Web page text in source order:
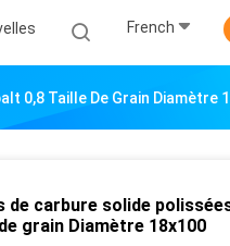
French
0,8 Taille De Grain Diamètre
de carbure solide
grain Diamètre 18x100